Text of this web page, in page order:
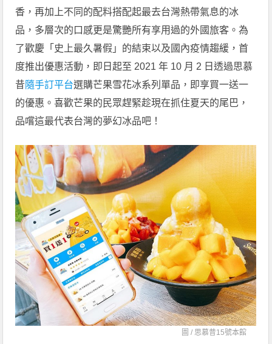
香，再加上不同的配料搭配起最去台灣熱帶氣息的冰
品，多層次的口感更是驚艷所有享用過的外國旅客。為
了歡慶「史上最久暑假」的結束以及國內疫情趨緩，首
度推出優惠活動，即日起至 2021 年 10 月 2 日透過思慕
昔隨手訂平台選購芒果雪花冰系列單品，即享買一送一
的優惠。喜歡芒果的民眾趕緊趁現在抓住夏天的尾巴，
品嚐這最代表台灣的夢幻冰品吧！
圖 / 思慕昔15號本館